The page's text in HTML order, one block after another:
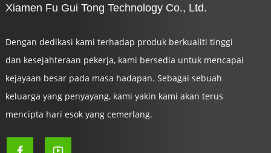
Xiamen Fu Gui Tong Technology Co., Ltd.
Dengan dedikasi kami terhadap produk berkualiti tinggi
dan kesejahteraan pekerja, kami bersedia untuk mencapai
kejayaan besar pada masa hadapan. Sebagai sebuah
keluarga yang penyayang, kami yakin kami akan terus
mencipta hari esok yang cemerlang.